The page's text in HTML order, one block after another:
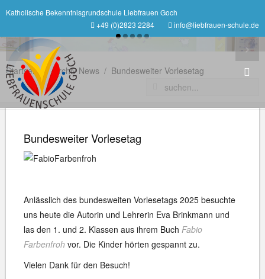
Katholische Bekenntnisgrundschule Liebfrauen Goch
+49 (0)2823 2284
info@liebfrauen-schule.de
›
‹
Startseite Archiv News Bundesweiter Vorlesetag
Bundesweiter Vorlesetag
Anlässlich des bundesweiten Vorlesetags 2025 besuchte
uns heute die Autorin und Lehrerin Eva Brinkmann und
las den 1. und 2. Klassen aus ihrem Buch Fabio
Farbenfroh vor. Die Kinder hörten gespannt zu.
Vielen Dank für den Besuch!